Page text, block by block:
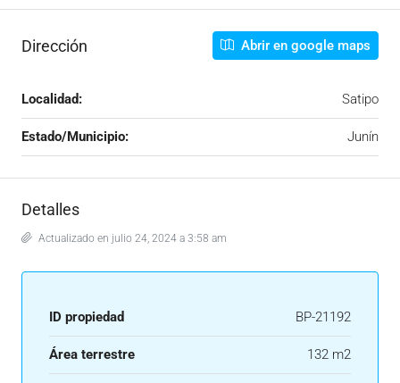
Dirección Abrir en google maps
Localidad: Satipo
Estado/Municipio: Junín
Detalles
Actualizado en julio 24, 2024 a 3:58 am
ID propiedad BP-21192
Área terrestre 132 m2